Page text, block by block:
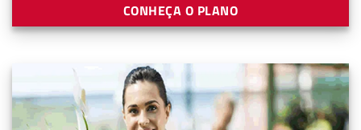
CONHEÇA O PLANO